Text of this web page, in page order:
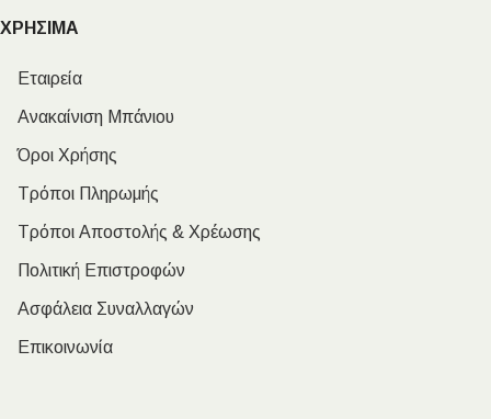
ΧΡΗΣΙΜΑ
Εταιρεία
Ανακαίνιση Μπάνιου
Όροι Χρήσης
Τρόποι Πληρωμής
Τρόποι Αποστολής & Χρέωσης
Πολιτική Επιστροφών
Ασφάλεια Συναλλαγών
Επικοινωνία